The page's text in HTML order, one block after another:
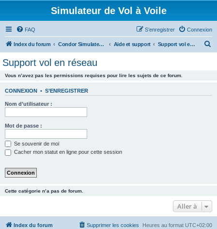
Simulateur de Vol à Voile
FAQ Connexion
S’enregistrer
Index du forum Condor Simulateur de Vol à Voile Aide et support Support vol en réseau
Support vol en réseau
Vous n’avez pas les permissions requises pour lire les sujets de ce forum.
CONNEXION • S’ENREGISTRER
Nom d’utilisateur :
Mot de passe :
Se souvenir de moi
Cacher mon statut en ligne pour cette session
Cette catégorie n’a pas de forum.
Aller à
Index du forum Heures au format UTC+02:00
Supprimer les cookies